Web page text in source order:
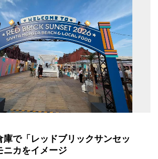
庫で「レッドブリックサンセッ
ニカをイメージ